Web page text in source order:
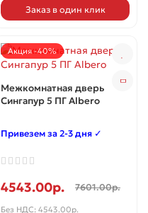
Заказ в один клик
Акция -40%
Межкомнатная дверь
Сингапур 5 ПГ Albero
Привезем за 2-3 дня ✓
4543.00р. 7601.00р.
Без НДС: 4543.00р.